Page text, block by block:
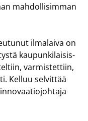
mah­dol­li­sim­man
il­ma­lai­va on
kau­pun­ki­lai­sis­
var­mis­tet­tiin,
Kel­luu sel­vit­tää